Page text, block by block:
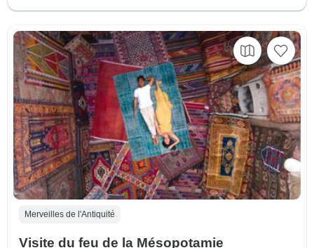
Merveilles de l'Antiquité
Visite du feu de la Mésopotamie